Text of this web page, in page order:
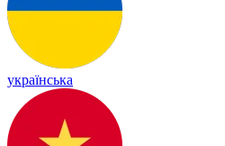
українська